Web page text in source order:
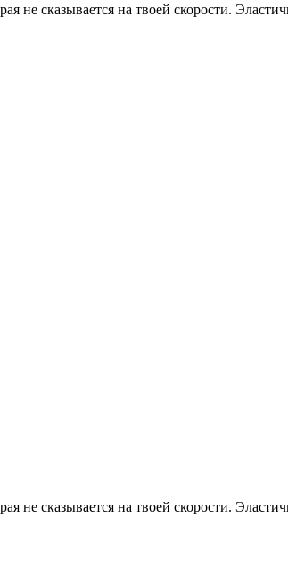
не сказывается на твоей скорости.
не сказывается на твоей скорости.